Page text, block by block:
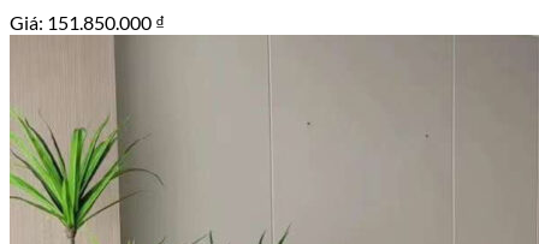
Giá: 151.850.000 ₫